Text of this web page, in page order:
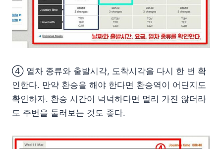
④ 열차 종류와 출발시각, 도착시각을 다시 한 번 확
인한다. 만약 환승을 해야 한다면 환승역이 어딘지도
확인하자. 환승 시간이 넉넉하다면 멀리 가진 않더라
도 주변을 둘러보는 것도 좋다.